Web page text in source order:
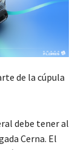
de la cúpula
debe tener al
Cerna. El